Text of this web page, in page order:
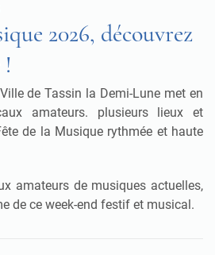
2026, découvrez
de Tassin la Demi-Lune met en
amateurs. plusieurs lieux et
de la Musique rythmée et haute
amateurs de musiques actuelles,
de ce week-end festif et musical.